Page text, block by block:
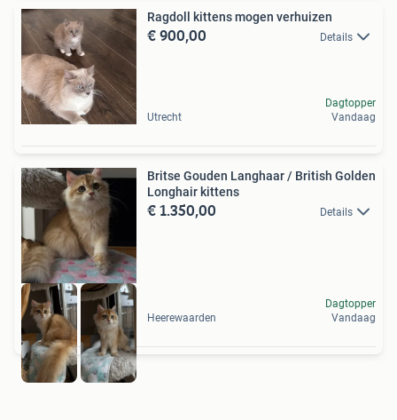
Ragdoll kittens mogen verhuizen
€ 900,00 Details
Utrecht
Dagtopper
Vandaag
Britse Gouden Langhaar / British Golden
Longhair kittens
€ 1.350,00 Details
Heerewaarden
Dagtopper
Vandaag